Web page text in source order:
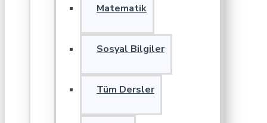
Matematik
Sosyal Bilgiler
Tüm Dersler